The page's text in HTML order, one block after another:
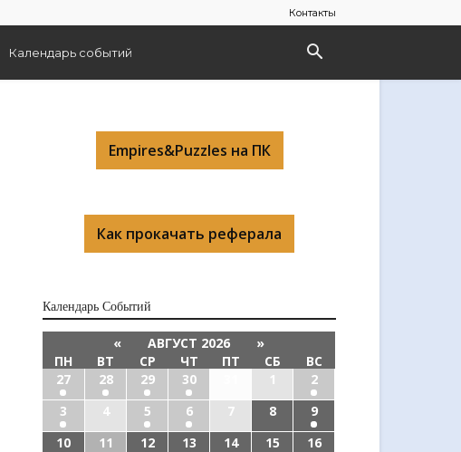
Контакты
Календарь событий
Empires&Puzzles на ПК
Как прокачать реферала
Календарь Cобытий
« АВГУСТ 2026
»
ПН
ВТ СР ЧТ ПТ СБ
ВС
27
28 29 30 1
2
3
4 5 6 7 8
9
10
11 12 13 14 15
16